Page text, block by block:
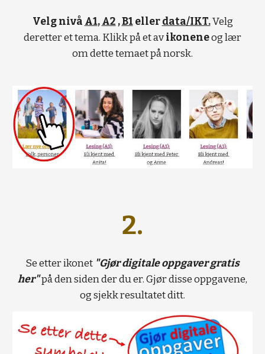
Velg nivå A1,A2 ,B1ellerdata/IKT.Velg
deretteret tema. Klikk på et avikoneneog lær
om dette temaet på norsk.
2.
Se etter ikonet "Gjør digitale oppgaver gratis
her"på den siden der du er. Gjør disse oppgavene,
og sjekk resultatet ditt.